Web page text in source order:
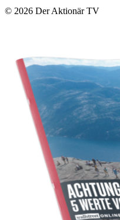
© 2026 Der Aktionär TV